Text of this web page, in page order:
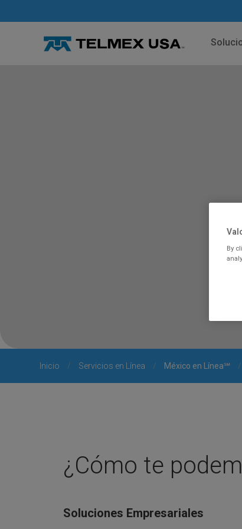
Inicio / Servicios en Línea / México en Línea℠ /
¿Cómo te
Soluciones Empresariales
By